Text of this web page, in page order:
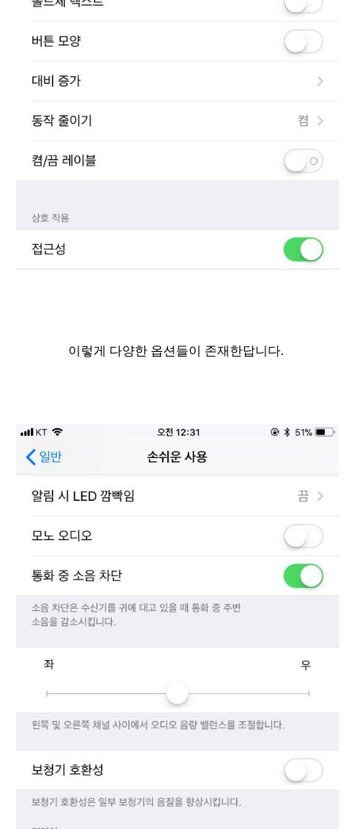
이렇게 다양한 옵션들이 존재한답니다.